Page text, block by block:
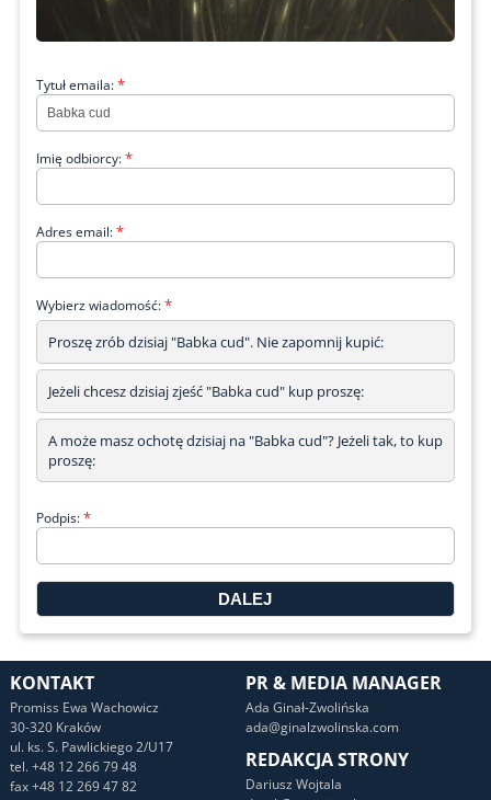
Tytuł emaila:*
Imię odbiorcy:*
Adres email:*
Wybierz wiadomość:*
Proszę zrób dzisiaj "Babka cud". Nie zapomnij kupić:
Jeżeli chcesz dzisiaj zjeść "Babka cud" kup proszę:
A może masz ochotę dzisiaj na "Babka cud"? Jeżeli tak, to kup
proszę:
Podpis:*
KONTAKT
Promiss Ewa Wachowicz
30-320 Kraków
ul. ks. S. Pawlickiego 2/U17
tel. +48 12 266 79 48
fax +48 12 269 47 82
PR & MEDIA MANAGER
Ada Ginał-Zwolińska
ada@ginalzwolinska.com
REDAKCJA STRONY
Dariusz Wojtala